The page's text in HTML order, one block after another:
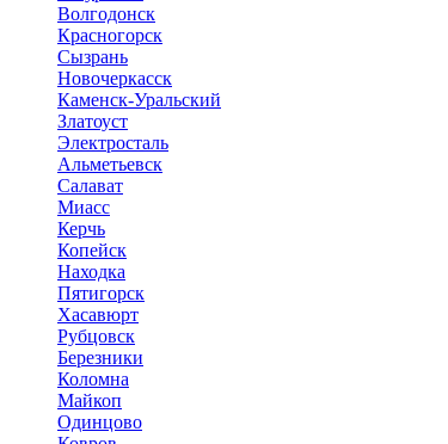
Волгодонск
Красногорск
Сызрань
Новочеркасск
Каменск-Уральский
Златоуст
Электросталь
Альметьевск
Салават
Миасс
Керчь
Копейск
Находка
Пятигорск
Хасавюрт
Рубцовск
Березники
Коломна
Майкоп
Одинцово